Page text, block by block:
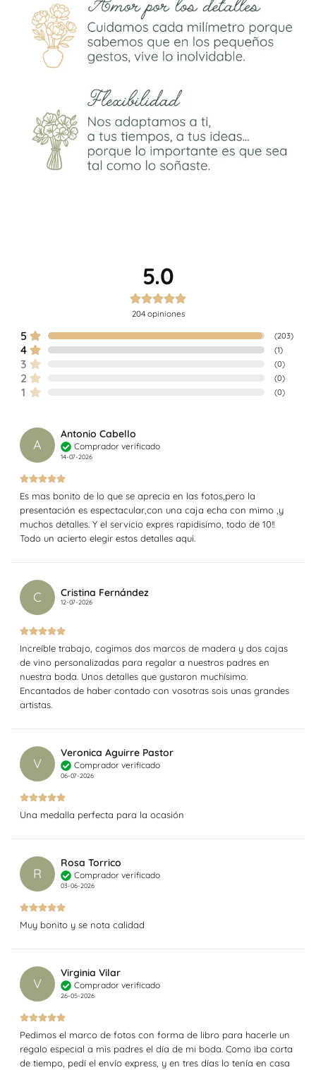
5.0
204 opiniones
5 (203)
4 (1)
3 (0)
2 (0)
1 (0)
A
Antonio Cabello
Comprador verificado
14-07-2026
Es mas bonito de lo que se aprecia en las fotos,pero la
presentación es espectacular,con una caja echa con mimo ,y
muchos detalles. Y el servicio expres rapidisimo, todo de 10!!
Todo un acierto elegir estos detalles aqui.
C Cristina Fernández
12-07-2026
Increíble trabajo, cogimos dos marcos de madera y dos cajas
de vino personalizadas para regalar a nuestros padres en
nuestra boda. Unos detalles que gustaron muchísimo.
Encantados de haber contado con vosotras sois unas grandes
artistas.
V
Veronica Aguirre Pastor
Comprador verificado
06-07-2026
Una medalla perfecta para la ocasión
R
Rosa Torrico
Comprador verificado
03-06-2026
Muy bonito y se nota calidad
V
Virginia Vilar
Comprador verificado
26-05-2026
Pedimos el marco de fotos con forma de libro para hacerle un
regalo especial a mis padres el día de mi boda. Como iba corta
de tiempo, pedí el envío express, y en tres días lo tenía en casa